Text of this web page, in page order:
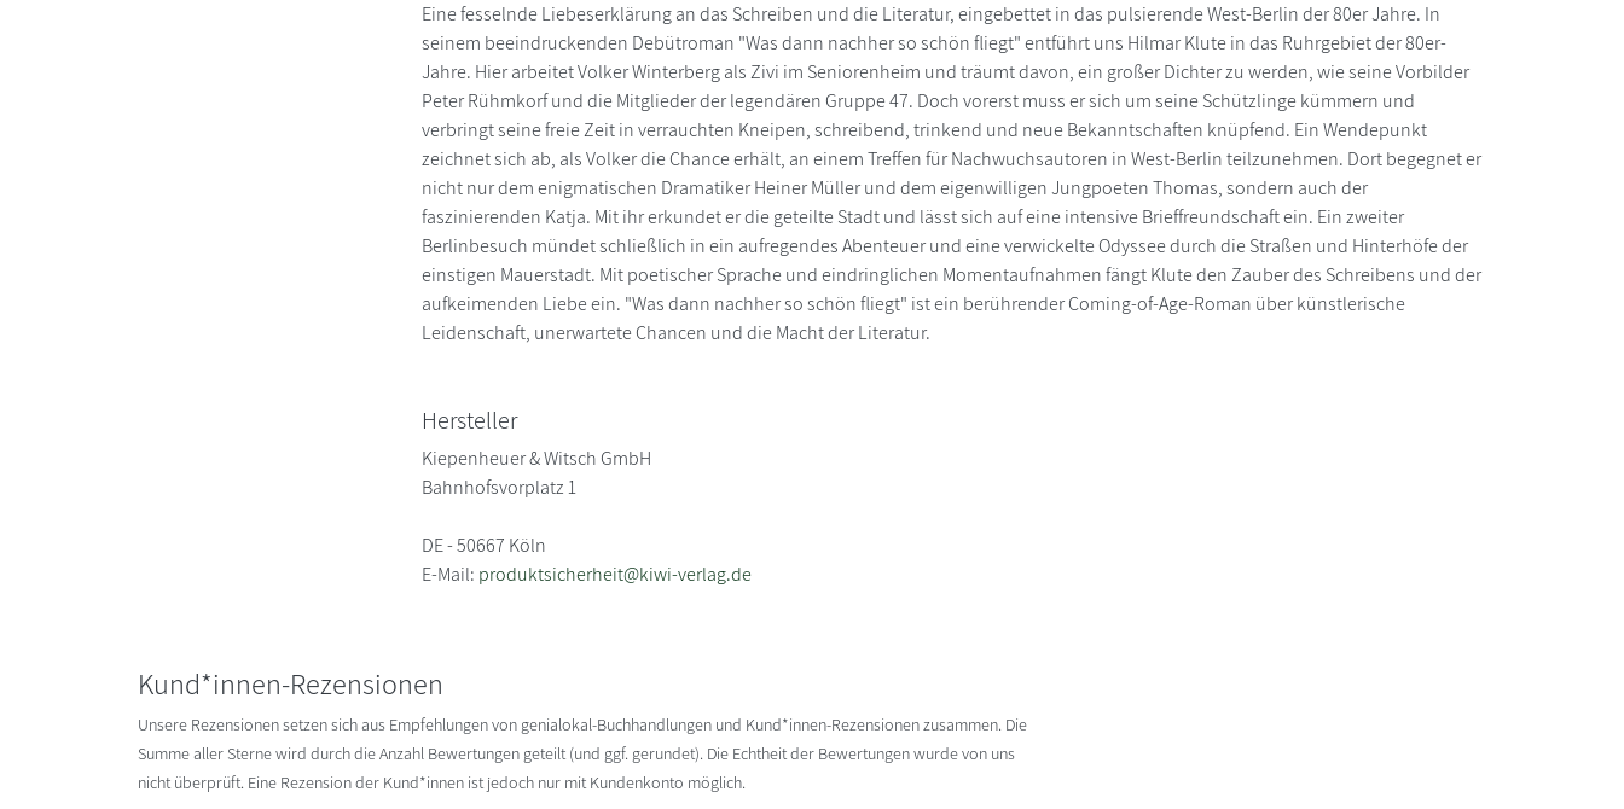
Eine fesselnde Liebeserklärung an das Schreiben und die Literatur, eingebettet in das pulsierende West-Berlin der 80er Jahre. In
seinem beeindruckenden Debütroman "Was dann nachher so schön fliegt" entführt uns Hilmar Klute in das Ruhrgebiet der 80er-
Jahre. Hier arbeitet Volker Winterberg als Zivi im Seniorenheim und träumt davon, ein großer Dichter zu werden, wie seine Vorbilder
Peter Rühmkorf und die Mitglieder der legendären Gruppe 47. Doch vorerst muss er sich um seine Schützlinge kümmern und
verbringt seine freie Zeit in verrauchten Kneipen, schreibend, trinkend und neue Bekanntschaften knüpfend. Ein Wendepunkt
zeichnet sich ab, als Volker die Chance erhält, an einem Treffen für Nachwuchsautoren in West-Berlin teilzunehmen. Dort begegnet er
nicht nur dem enigmatischen Dramatiker Heiner Müller und dem eigenwilligen Jungpoeten Thomas, sondern auch der
faszinierenden Katja. Mit ihr erkundet er die geteilte Stadt und lässt sich auf eine intensive Brieffreundschaft ein. Ein zweiter
Berlinbesuch mündet schließlich in ein aufregendes Abenteuer und eine verwickelte Odyssee durch die Straßen und Hinterhöfe der
einstigen Mauerstadt. Mit poetischer Sprache und eindringlichen Momentaufnahmen fängt Klute den Zauber des Schreibens und der
aufkeimenden Liebe ein. "Was dann nachher so schön fliegt" ist ein berührender Coming-of-Age-Roman über künstlerische
Leidenschaft, unerwartete Chancen und die Macht der Literatur.
Hersteller
Kiepenheuer & Witsch GmbH
Bahnhofsvorplatz 1
DE - 50667 Köln
E-Mail: produktsicherheit@kiwi-verlag.de
Kund*innen-Rezensionen
Unsere Rezensionen setzen sich aus Empfehlungen von genialokal-Buchhandlungen und Kund*innen-Rezensionen zusammen. Die
Summe aller Sterne wird durch die Anzahl Bewertungen geteilt (und ggf. gerundet). Die Echtheit der Bewertungen wurde von uns
nicht überprüft. Eine Rezension der Kund*innen ist jedoch nur mit Kundenkonto möglich.